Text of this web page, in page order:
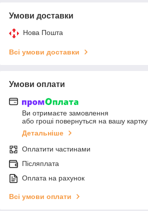
Умови доставки
Нова Пошта
Всі умови доставки
Умови оплати
Ви отримаєте замовлення
або гроші повернуться на вашу картку
Детальніше
Оплатити частинами
Післяплата
Оплата на рахунок
Всі умови оплати